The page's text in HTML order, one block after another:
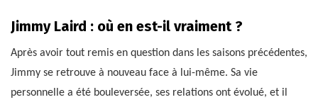
Jimmy Laird : où en est-il vraiment ?
Après avoir tout remis en question dans les saisons précédentes,
Jimmy se retrouve à nouveau face à lui-même. Sa vie
personnelle a été bouleversée, ses relations ont évolué, et il